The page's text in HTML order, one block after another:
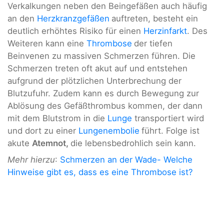
Verkalkungen neben den Beingefäßen auch häufig
an den Herzkranzgefäßen auftreten, besteht ein
deutlich erhöhtes Risiko für einen Herzinfarkt. Des
Weiteren kann eine Thrombose der tiefen
Beinvenen zu massiven Schmerzen führen. Die
Schmerzen treten oft akut auf und entstehen
aufgrund der plötzlichen Unterbrechung der
Blutzufuhr. Zudem kann es durch Bewegung zur
Ablösung des Gefäßthrombus kommen, der dann
mit dem Blutstrom in die Lunge transportiert wird
und dort zu einer Lungenembolie führt. Folge ist
akute Atemnot, die lebensbedrohlich sein kann.
Mehr hierzu: Schmerzen an der Wade- Welche
Hinweise gibt es, dass es eine Thrombose ist?